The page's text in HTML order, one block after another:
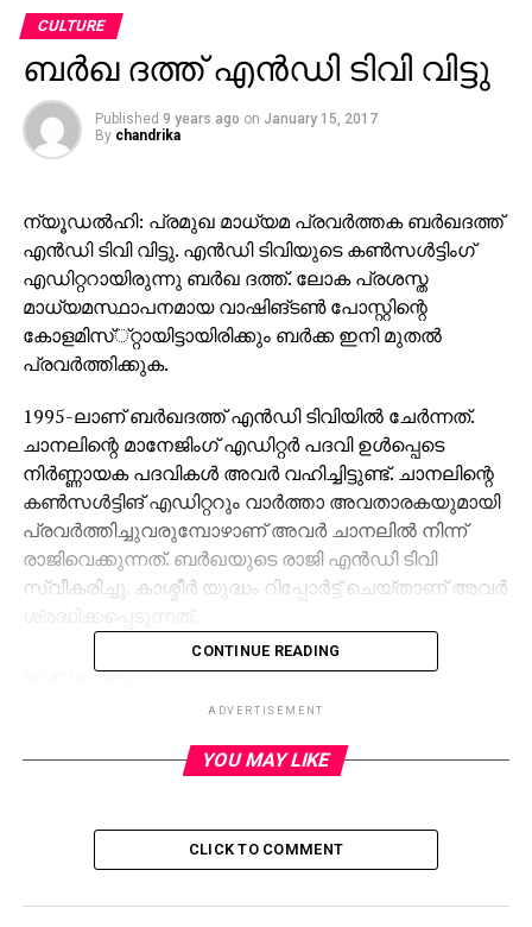
CULTURE
ബര്‍ഖ ദത്ത് എന്‍ഡി ടിവി വിട്ടു
Published 9 years ago on January 15, 2017
By chandrika
ന്യൂഡല്‍ഹി: പ്രമുഖ മാധ്യമ പ്രവര്‍ത്തക ബര്‍ഖദത്ത്
എന്‍ഡി ടിവി വിട്ടു. എന്‍ഡി ടിവിയുടെ കണ്‍സള്‍ട്ടിംഗ്
എഡിറ്ററായിരുന്നു ബര്‍ഖ ദത്ത്. ലോക പ്രശസ്ത
മാധ്യമസ്ഥാപനമായ വാഷിങ്ടണ്‍ പോസ്റ്റിന്റെ
കോളമിസ്്റ്റായിട്ടായിരിക്കും ബര്‍ക്ക ഇനി മുതല്‍
പ്രവര്‍ത്തിക്കുക.
1995-ലാണ് ബര്‍ഖദത്ത് എന്‍ഡി ടിവിയില്‍ ചേര്‍ന്നത്.
ചാനലിന്റെ മാനേജിംഗ് എഡിറ്റര്‍ പദവി ഉള്‍പ്പെടെ
നിര്‍ണ്ണായക പദവികള്‍ അവര്‍ വഹിച്ചിട്ടുണ്ട്. ചാനലിന്റെ
കണ്‍സള്‍ട്ടിങ് എഡിറ്ററും വാര്‍ത്താ അവതാരകയുമായി
പ്രവര്‍ത്തിച്ചുവരുമ്പോഴാണ് അവര്‍ ചാനലില്‍ നിന്ന്
രാജിവെക്കുന്നത്. ബര്‍ഖയുടെ രാജി എന്‍ഡി ടിവി
സ്വീകരിച്ചു. കാശ്മീര്‍ യുദ്ധം റിപ്പോര്‍ട്ട് ചെയ്താണ് അവര്‍
RELATED TOPICS:
ഇവിടെ ഇരട്ട നീതിയല്ലാതെ മറ്റെന്താണ് മിസ്റ്റര്‍
പിണറായി?; കെ.എം ഷാജി
സൈനികര്‍ സാമൂഹ്യമാധ്യമങ്ങളിലൂടെ പരാതി
ഉന്നയിച്ചാല്‍ നടപടി; മുന്നറിയിപ്പുമായി കരസേനാ
മേധാവി
CONTINUE READING
ADVERTISEMENT
YOU MAY LIKE
CLICK TO COMMENT